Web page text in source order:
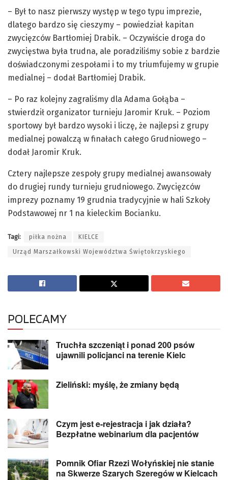
– Był to nasz pierwszy występ w tego typu imprezie,
dlatego bardzo się cieszymy – powiedział kapitan
zwycięzców Bartłomiej Drabik. – Oczywiście droga do
zwycięstwa była trudna, ale poradziliśmy sobie z bardzie
doświadczonymi zespołami i to my triumfujemy w grupie
medialnej – dodał Bartłomiej Drabik.
– Po raz kolejny zagraliśmy dla Adama Gołąba –
stwierdził organizator turnieju Jaromir Kruk. – Poziom
sportowy był bardzo wysoki i liczę, że najlepsi z grupy
medialnej powalczą w finałach całego Grudniowego –
dodał Jaromir Kruk.
Cztery najlepsze zespoły grupy medialnej awansowały
do drugiej rundy turnieju grudniowego. Zwycięzców
imprezy poznamy 19 grudnia tradycyjnie w hali Szkoły
Podstawowej nr 1 na kieleckim Bocianku.
Tagi: piłka nożna KIELCE
Urząd Marszałkowski Województwa Świętokrzyskiego
POLECAMY
Truchła szczeniąt i ponad 200 psów
ujawnili policjanci na terenie Kielc
Zieliński: myślę, że zmiany będą
Czym jest e-rejestracja i jak działa?
Bezpłatne webinarium dla pacjentów
Pomnik Ofiar Rzezi Wołyńskiej nie stanie
na Skwerze Szarych Szeregów w Kielcach